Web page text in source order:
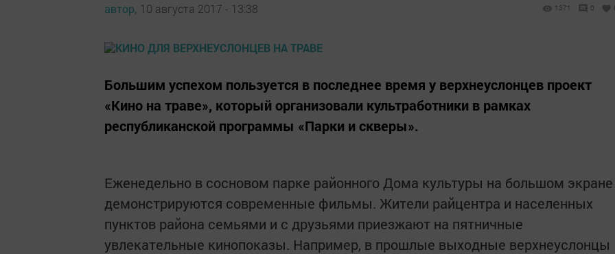
автор, 10 августа 2017 - 13:38 1371 0
Большим успехом пользуется в последнее время у верхнеуслонцев проект
«Кино на траве», который организовали культработники в рамках
республиканской программы «Парки и скверы».
Еженедельно в сосновом парке районного Дома культуры на большом экране
демонстрируются современные фильмы. Жители райцентра и населенных
пунктов района семьями и с друзьями приезжают на пятничные
увлекательные кинопоказы. Например, в прошлые выходные верхнеуслонцы